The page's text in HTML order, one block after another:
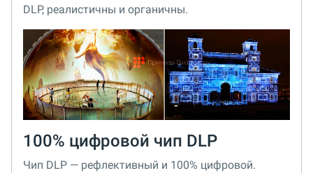
DLP, реалистичны и органичны.
100% цифровой чип DLP
Чип DLP — рефлективный и 100% цифровой.